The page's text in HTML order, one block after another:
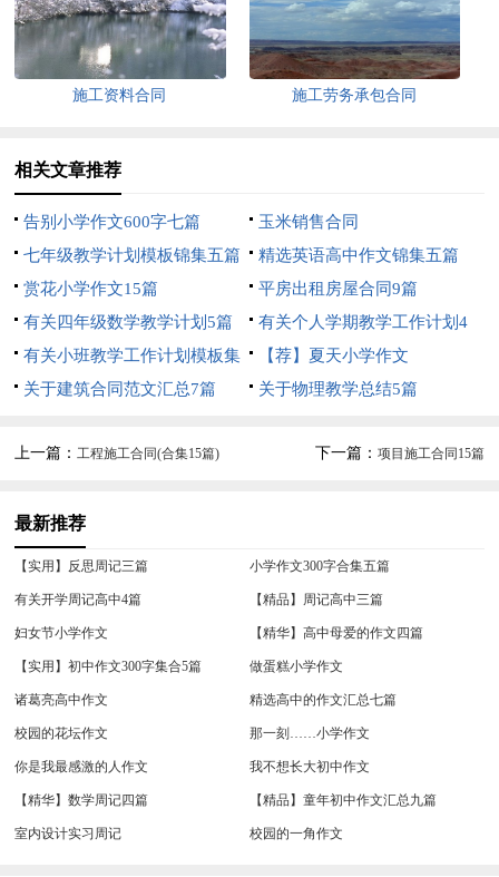
施工资料合同 施工劳务承包合同
相关文章推荐
告别小学作文600字七篇
玉米销售合同
七年级教学计划模板锦集五篇
精选英语高中作文锦集五篇
赏花小学作文15篇
平房出租房屋合同9篇
有关四年级数学教学计划5篇
有关个人学期教学工作计划4
篇
有关小班教学工作计划模板集
合7篇
【荐】夏天小学作文
关于建筑合同范文汇总7篇
关于物理教学总结5篇
上一篇：工程施工合同(合集15篇) 下一篇： 项目施工合同15篇
最新推荐
【实用】反思周记三篇 小学作文300字合集五篇
有关开学周记高中4篇 【精品】周记高中三篇
妇女节小学作文 【精华】高中母爱的作文四篇
【实用】初中作文300字集合5篇 做蛋糕小学作文
诸葛亮高中作文 精选高中的作文汇总七篇
校园的花坛作文 那一刻……小学作文
你是我最感激的人作文 我不想长大初中作文
【精华】数学周记四篇 【精品】童年初中作文汇总九篇
室内设计实习周记 校园的一角作文